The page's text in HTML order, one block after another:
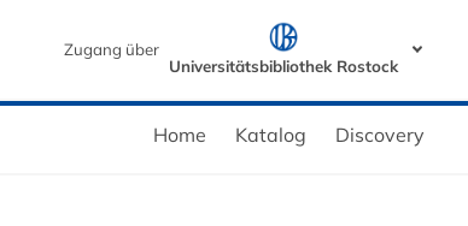
Zugang über
Universitätsbibliothek Rostock
Home Katalog Discovery